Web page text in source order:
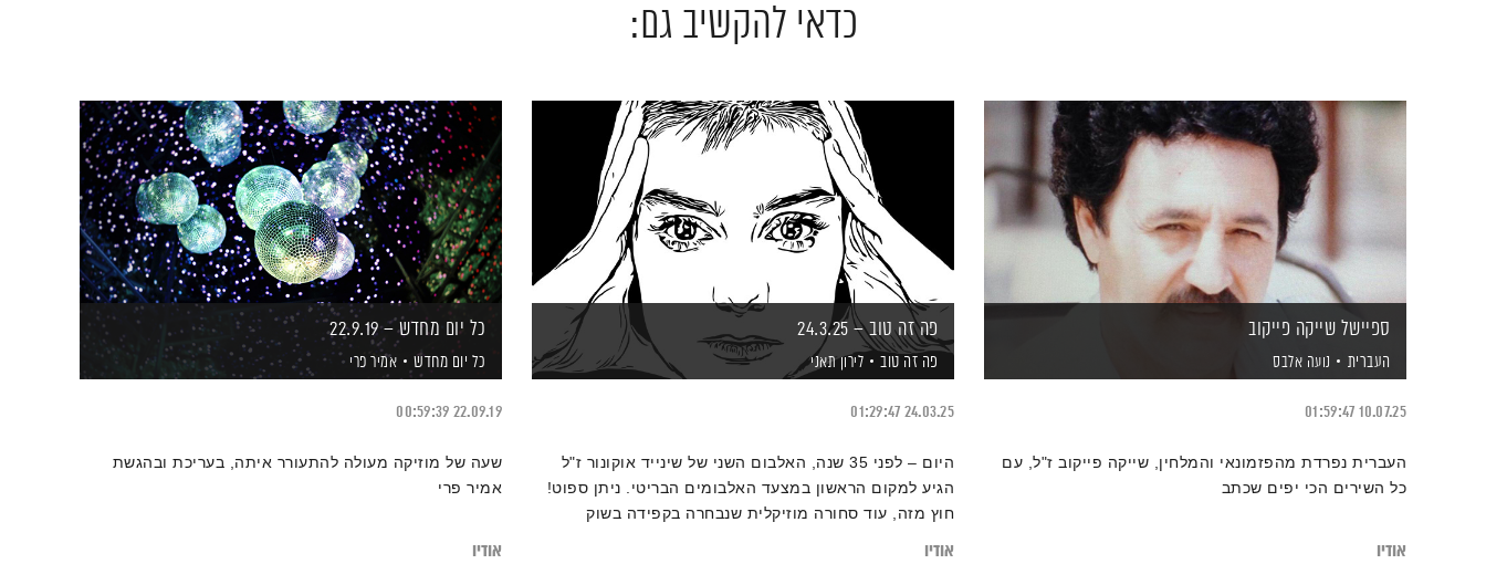
כדאי להקשיב גם:
ספיישל שייקה פייקוב
העברית נועה אלבס
10.07.25
01:59:47
העברית נפרדת מהפזמונאי והמלחין, שייקה פייקוב ז"ל, עם
כל השירים הכי יפים שכתב
אודיו
פה זה טוב – 24.3.25
פה זה טוב לירון תאני
24.03.25
01:29:47
היום – לפני 35 שנה, האלבום השני של שינייד אוקונור ז"ל
הגיע למקום הראשון במצעד האלבומים הבריטי. ניתן ספוט!
חוץ מזה, עוד סחורה מוזיקלית שנבחרה בקפידה בשוק
אודיו
כל יום מחדש – 22.9.19
כל יום מחדש אמיר פרי
22.09.19
00:59:39
שעה של מוזיקה מעולה להתעורר איתה, בעריכת ובהגשת
אמיר פרי
אודיו